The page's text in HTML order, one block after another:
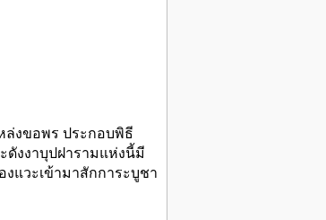
ล่งขอพร ประกอบพิธี
งงาบุปฝารามแห่งนี้มี
แวะเข้ามาสักการะบูชา